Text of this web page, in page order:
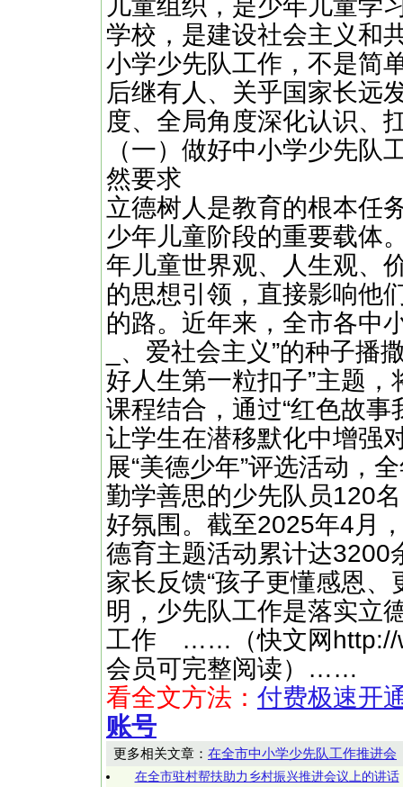
儿童组织，是少年儿童学
学校，是建设社会主义和
小学少先队工作，不是简
后继有人、关乎国家长远
度、全局角度深化认识、
（一）做好中小学少先队
然要求
立德树人是教育的根本任
少年儿童阶段的重要载体
年儿童世界观、人生观、
的思想引领，直接影响他
的路。近年来，全市各中
_、爱社会主义”的种子播
好人生第一粒扣子”主题
课程结合，通过“红色故事
让学生在潜移默化中增强
展“美德少年”评选活动，
勤学善思的少先队员120
好氛围。截至2025年4月
德育主题活动累计达3200
家长反馈“孩子更懂感恩
明，少先队工作是落实立
工作 ……（快文网http://
会员可完整阅读）……
看全文方法： 付费极速开
账号
更多相关文章： 在全市中小学少先队工作推进会
在全市驻村帮扶助力乡村振兴推进会议上的讲话